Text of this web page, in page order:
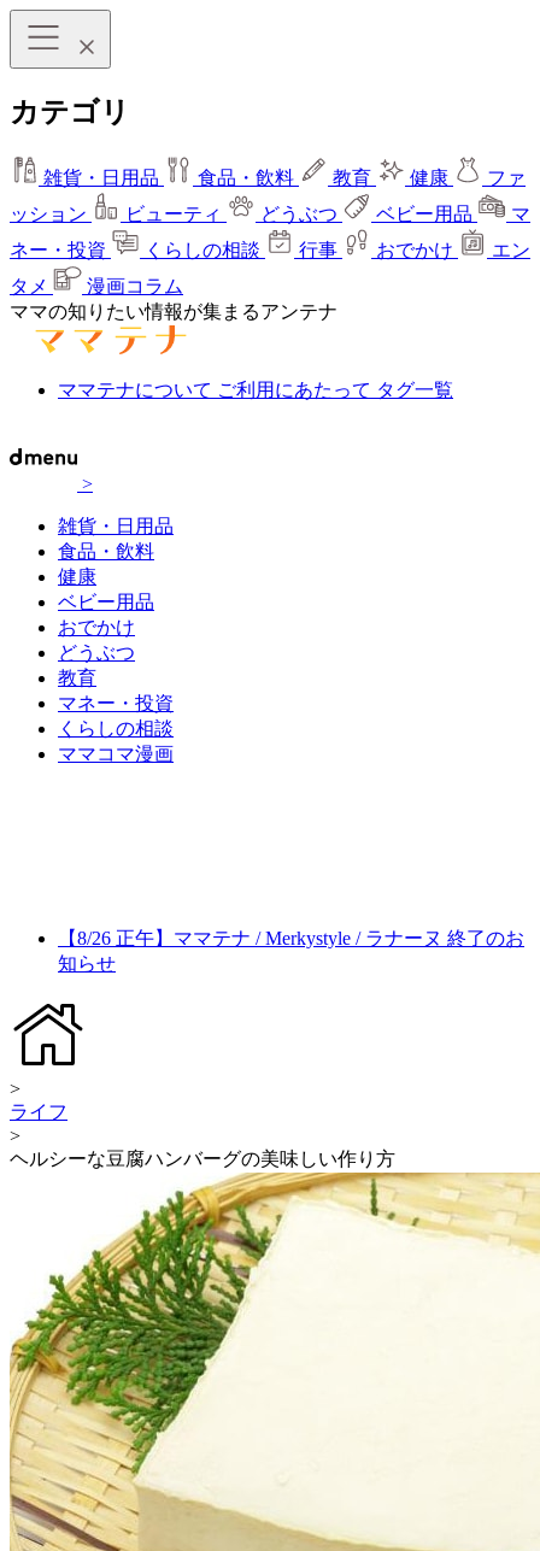
カテゴリ
雑貨・日用品 食品・飲料 教育 健康
ファ
ッション
ビューティ どうぶつ ベビー用品
マ
ネー・投資
くらしの相談 行事 おでかけ
エン
タメ
漫画コラム
ママの知りたい情報が集まるアンテナ
ママテナについて ご利用にあたって タグ一覧
>
雑貨・日用品
食品・飲料
健康
ベビー用品
おでかけ
どうぶつ
教育
マネー・投資
くらしの相談
ママコマ漫画
【8/26 正午】ママテナ / Merkystyle / ラナーヌ 終了のお
知らせ
>
ライフ
>
ヘルシーな豆腐ハンバーグの美味しい作り方